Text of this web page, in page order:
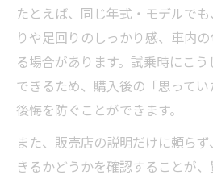
法
気になる中古車は試乗で納
中古車試乗体験で納得
中古車を比較試乗して
試乗で中古車の装備や
たとえば、同じ年式・モデルで
りや足回りのしっかり感、車内
る場合があります。試乗時にこ
できるため、購入後の「思って
後悔を防ぐことができます。
また、販売店の説明だけに頼ら
きるかどうかを確認することが